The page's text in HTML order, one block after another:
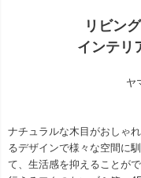
リビン
インテリ
ヤ
ナチュラルな木目がおしゃ
るデザインで様々な空間に
て、生活感を抑えることが